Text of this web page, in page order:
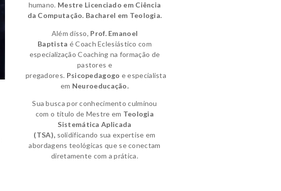
humano. Mestre Licenciado em Ciência
da Computação. Bacharel em Teologia.
Além disso, Prof. Emanoel
Baptista éCoach Eclesiástico com
especialização Coaching na formação de
pastores e
pregadores. Psicopedagogo eespecialista
em Neuroeducação.
Sua busca por conhecimento culminou
com o título de Mestre em Teologia
Sistemática Aplicada
(TSA), solidificando sua expertise em
abordagens teológicas que se conectam
diretamente com a prática.